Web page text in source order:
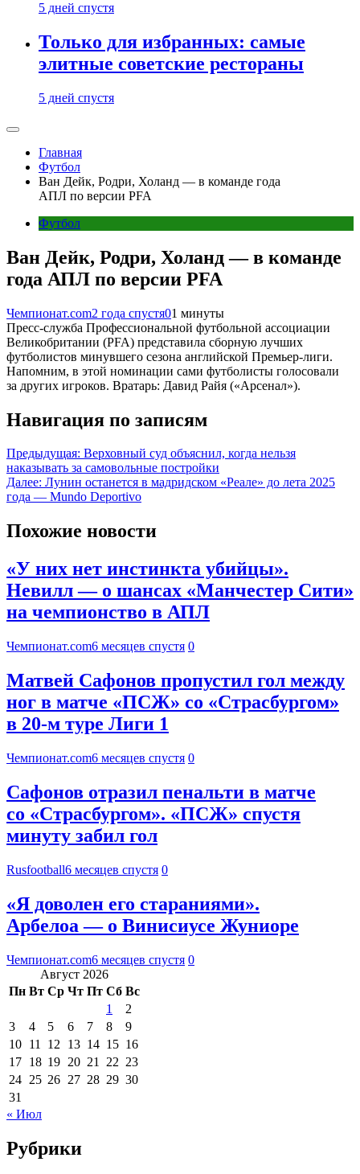
5 дней спустя
Только для избранных: самые
элитные советские рестораны
5 дней спустя
Главная
Футбол
Ван Дейк, Родри, Холанд — в команде года
АПЛ по версии PFA
Футбол
Ван Дейк, Родри, Холанд — в команде
года АПЛ по версии PFA
Чемпионат.com2 года спустя01 минуты
Пресс-служба Профессиональной футбольной ассоциации
Великобритании (PFA) представила сборную лучших
футболистов минувшего сезона английской Премьер-лиги.
Напомним, в этой номинации сами футболисты голосовали
за других игроков. Вратарь: Давид Райя («Арсенал»).
Навигация по записям
Предыдущая: Верховный суд объяснил, когда нельзя
наказывать за самовольные постройки
Далее: Лунин останется в мадридском «Реале» до лета 2025
года — Mundo Deportivo
Похожие новости
«У них нет инстинкта убийцы».
Невилл — о шансах «Манчестер Сити»
на чемпионство в АПЛ
Чемпионат.com6 месяцев спустя 0
Матвей Сафонов пропустил гол между
ног в матче «ПСЖ» со «Страсбургом»
в 20-м туре Лиги 1
Чемпионат.com6 месяцев спустя 0
Сафонов отразил пенальти в матче
со «Страсбургом». «ПСЖ» спустя
минуту забил гол
Rusfootball6 месяцев спустя 0
«Я доволен его стараниями».
Арбелоа — о Винисиусе Жуниоре
Чемпионат.com6 месяцев спустя 0
Август 2026
Пн Вт Ср Чт Пт Сб Вс
1
2
3
4 5 6 7 8
9
10 11 12 13 14 15 16
17 18 19 20 21 22 23
24 25 26 27 28 29 30
31
« Июл
Рубрики